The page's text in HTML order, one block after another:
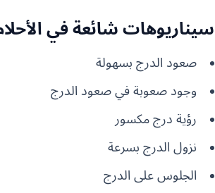
سيناريوهات شائعة في
صعود الدرج بسهولة
وجود صعوبة في صعود الدرج
رؤية درج مكسور
نزول الدرج بسرعة
الجلوس على الدرج